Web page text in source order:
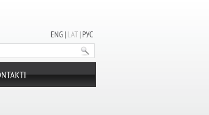
ENG LAT РУС